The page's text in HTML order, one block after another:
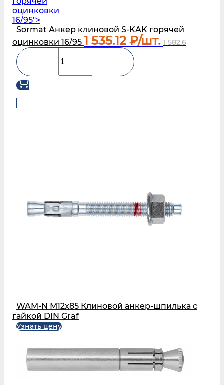
оцинковки
16/95">
Sormat Анкер клиновой S‑KAK горячей
оцинковки 16/95 1 535.12 ₽/шт. 1 582.6
WAM-N М12х85 Клиновой анкер-шпилька с
гайкой DIN Graf
Узнать цену